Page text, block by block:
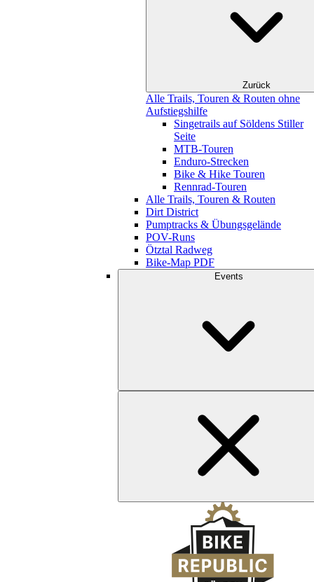
Zurück
Alle Trails, Touren & Routen ohne
Aufstiegshilfe
Singetrails auf Söldens Stiller
Seite
MTB-Touren
Enduro-Strecken
Bike & Hike Touren
Rennrad-Touren
Alle Trails, Touren & Routen
Dirt District
Pumptracks & Übungsgelände
POV-Runs
Ötztal Radweg
Bike-Map PDF
Events